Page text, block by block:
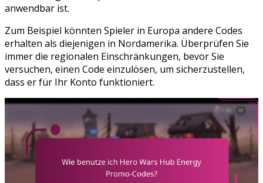
anwendbar ist.
Zum Beispiel könnten Spieler in Europa andere Codes
erhalten als diejenigen in Nordamerika. Überprüfen Sie
immer die regionalen Einschränkungen, bevor Sie
versuchen, einen Code einzulösen, um sicherzustellen,
dass er für Ihr Konto funktioniert.